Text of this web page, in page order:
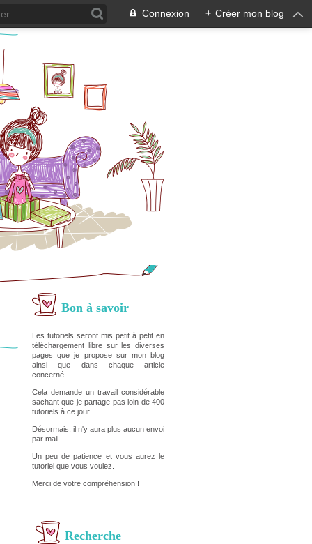
Connexion + Créer mon blog
Bon à savoir
Les tutoriels seront mis petit à petit en
téléchargement libre sur les diverses
pages que je propose sur mon blog
ainsi que dans chaque article
concerné.
Cela demande un travail considérable
sachant que je partage pas loin de 400
tutoriels à ce jour.
Désormais, il n'y aura plus aucun envoi
par mail.
Un peu de patience et vous aurez le
tutoriel que vous voulez.
Merci de votre compréhension !
Recherche